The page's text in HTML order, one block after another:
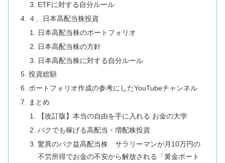
ETFに対する自分ルール
４、日本高配当株投資
日本高配当株のポートフォリオ
日本高配当株の方針
日本高配当株に対する自分ルール
投資総額
ポートフォリオ作成の参考にしたYouTubeチャンネル
まとめ
【改訂版】本当の自由を手に入れる お金の大学
バクでも稼げる高配当・増配株投資
驚異のバク益高配当株 サラリーマンが月10万円の
不労所得でお金の不安から解放される「黄金ポート